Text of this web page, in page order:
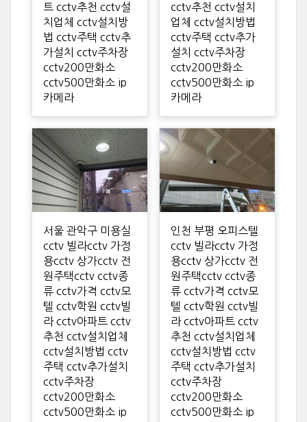
트 cctv추천 cctv설
치업체 cctv설치방
법 cctv주택 cctv추
가설치 cctv주차장
cctv200만화소
cctv500만화소 ip
카메라
cctv추천 cctv설치
업체 cctv설치방법
cctv주택 cctv추가
설치 cctv주차장
cctv200만화소
cctv500만화소 ip
카메라
서울 관악구 미용실
cctv 빌라cctv 가정
용cctv 상가cctv 전
원주택cctv cctv종
류 cctv가격 cctv모
텔 cctv학원 cctv빌
라 cctv아파트 cctv
추천 cctv설치업체
cctv설치방법 cctv
주택 cctv추가설치
cctv주차장
cctv200만화소
cctv500만화소 ip
인천 부평 오피스텔
cctv 빌라cctv 가정
용cctv 상가cctv 전
원주택cctv cctv종
류 cctv가격 cctv모
텔 cctv학원 cctv빌
라 cctv아파트 cctv
추천 cctv설치업체
cctv설치방법 cctv
주택 cctv추가설치
cctv주차장
cctv200만화소
cctv500만화소 ip